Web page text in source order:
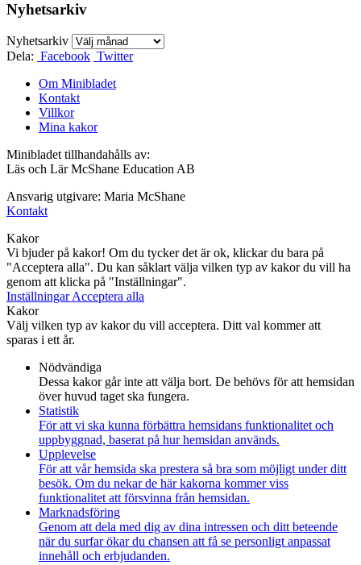
Nyhetsarkiv
Nyhetsarkiv
Dela: Facebook Twitter
Om Minibladet
Kontakt
Villkor
Mina kakor
Minibladet tillhandahålls av:
Läs och Lär McShane Education AB
Ansvarig utgivare: Maria McShane
Kontakt
Kakor
Vi bjuder på kakor! Om du tycker det är ok, klickar du bara på
"Acceptera alla". Du kan såklart välja vilken typ av kakor du vill ha
genom att klicka på "Inställningar".
InställningarAcceptera alla
Kakor
Välj vilken typ av kakor du vill acceptera. Ditt val kommer att
sparas i ett år.
Nödvändiga
Dessa kakor går inte att välja bort. De behövs för att hemsidan
över huvud taget ska fungera.
Statistik
För att vi ska kunna förbättra hemsidans funktionalitet och
uppbyggnad, baserat på hur hemsidan används.
Upplevelse
För att vår hemsida ska prestera så bra som möjligt under ditt
besök. Om du nekar de här kakorna kommer viss
funktionalitet att försvinna från hemsidan.
Marknadsföring
Genom att dela med dig av dina intressen och ditt beteende
när du surfar ökar du chansen att få se personligt anpassat
innehåll och erbjudanden.